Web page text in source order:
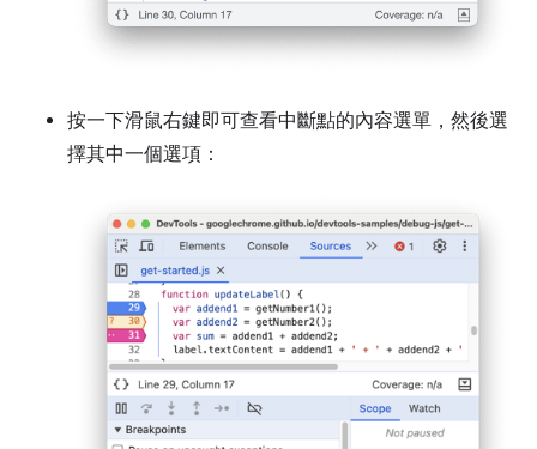
按一下滑鼠右鍵即可查看中斷點的內容選單，然後選
擇其中一個選項：